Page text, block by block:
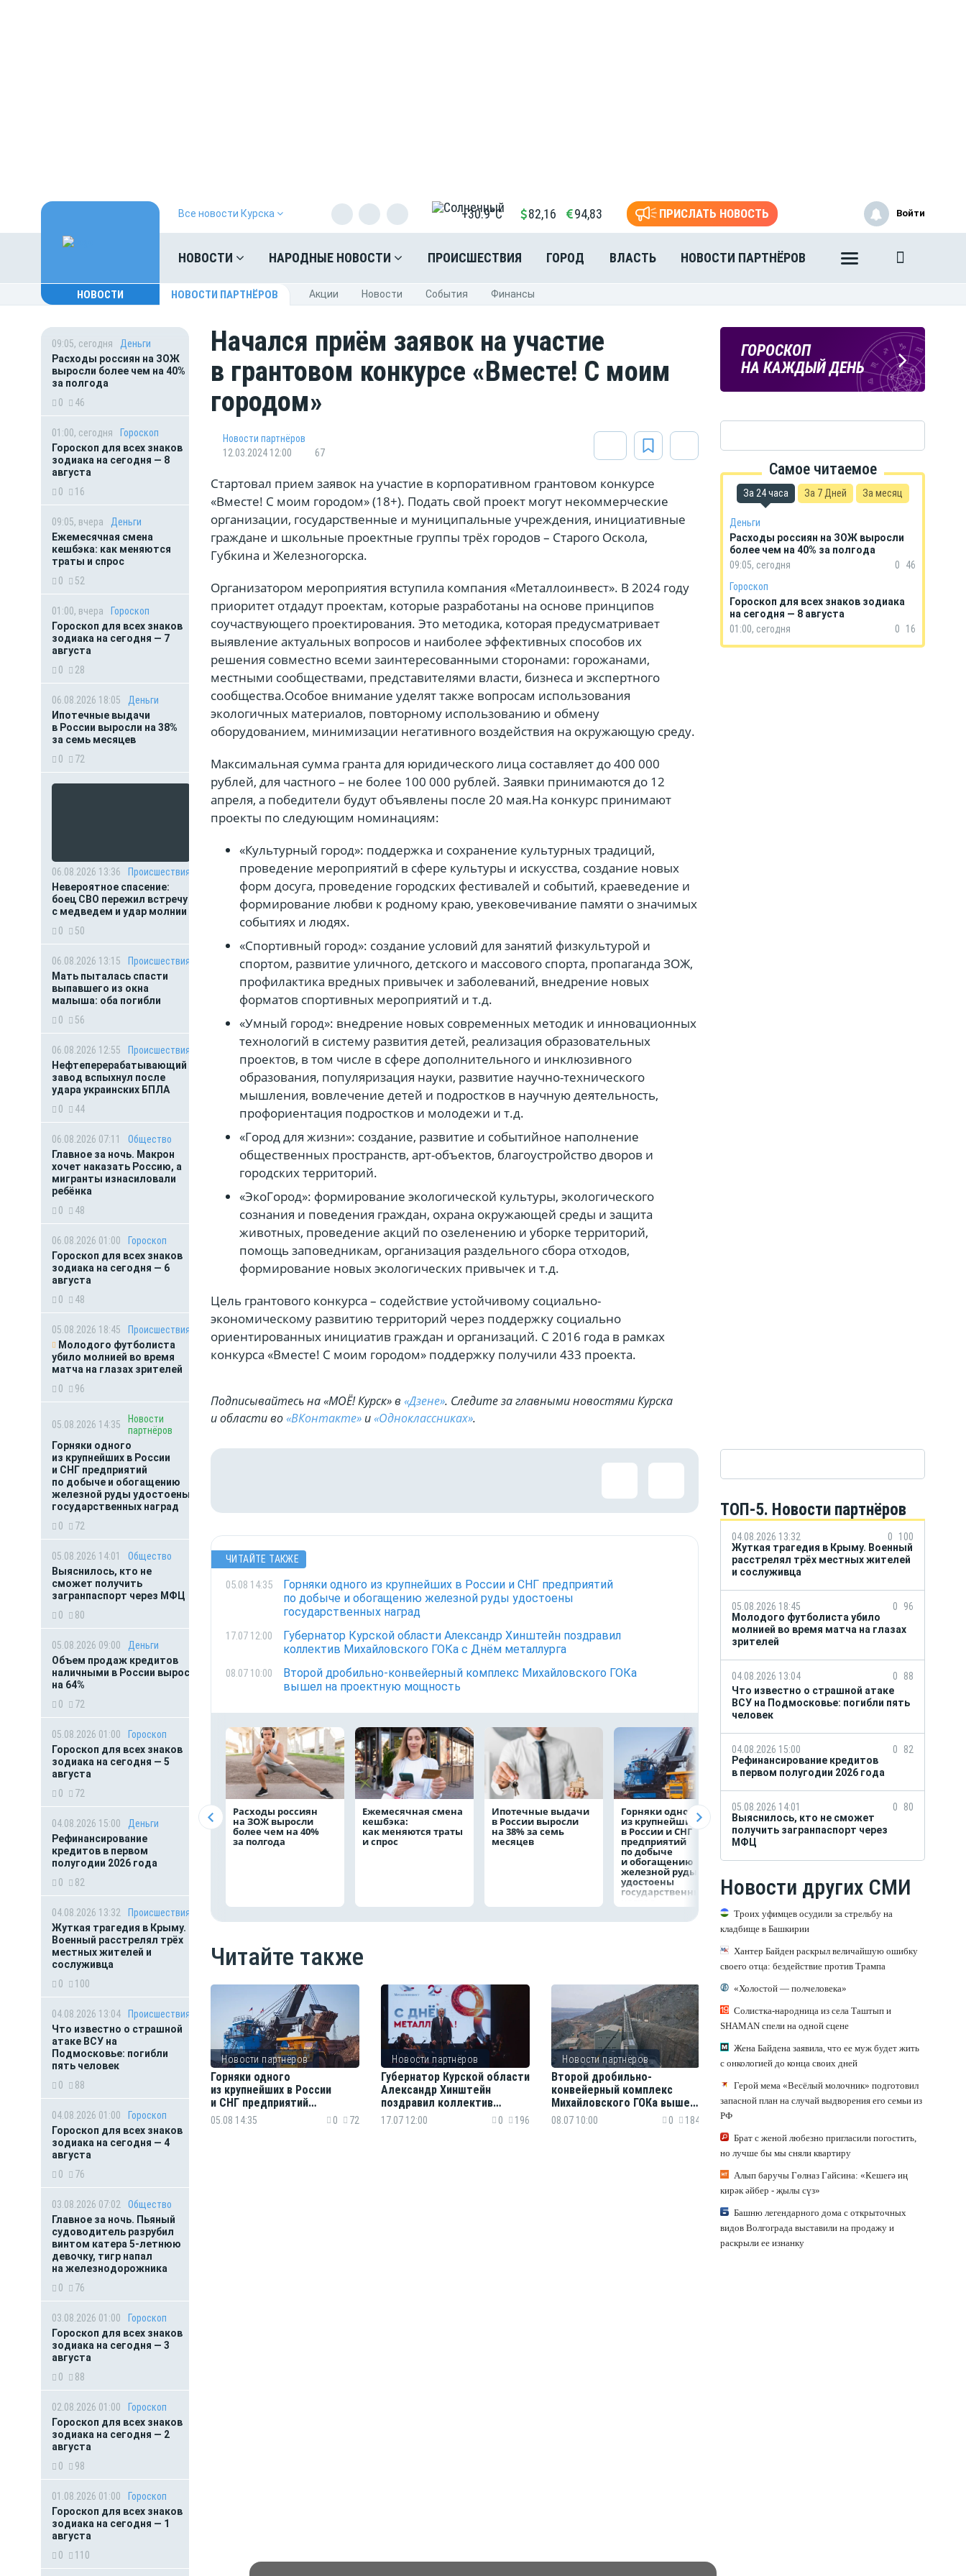
Все новости Курска +30.9°C 82,16 94,83 ПРИСЛАТЬ НОВОСТЬ
НОВОСТИ НАРОДНЫЕ НОВОСТИ ПРОИСШЕСТВИЯ ГОРОД ВЛАСТЬ НОВОСТИ ПАРТНЁРОВ
Войти
НОВОСТИ НОВОСТИ ПАРТНЁРОВ Акции Новости События Финансы
09:05, сегодня
Деньги
Расходы россиян на ЗОЖ
выросли более чем на 40%
за полгода
0
46
01:00, сегодня
Гороскоп
Гороскоп для всех знаков
зодиака на сегодня — 8
августа
0
16
09:05, вчера
Деньги
Ежемесячная смена
кешбэка: как меняются
траты и спрос
0
52
01:00, вчера
Гороскоп
Гороскоп для всех знаков
зодиака на сегодня — 7
августа
0
28
06.08.2026 18:05
Деньги
Ипотечные выдачи
в России выросли на 38%
за семь месяцев
0
72
06.08.2026 13:36
Происшествия
Невероятное спасение:
боец СВО пережил встречу
с медведем и удар молнии
0
50
06.08.2026 13:15
Происшествия
Мать пыталась спасти
выпавшего из окна
малыша: оба погибли
0
56
06.08.2026 12:55
Происшествия
Нефтеперерабатывающий
завод вспыхнул после
удара украинских БПЛА
0
44
06.08.2026 07:11
Общество
Главное за ночь. Макрон
хочет наказать Россию, а
мигранты изнасиловали
ребёнка
0
48
06.08.2026 01:00
Гороскоп
Гороскоп для всех знаков
зодиака на сегодня — 6
августа
0
48
05.08.2026 18:45
Происшествия
Молодого футболиста
убило молнией во время
матча на глазах зрителей
0
96
05.08.2026 14:35
Новости
партнёров
Горняки одного
из крупнейших в России
и СНГ предприятий
по добыче и обогащению
железной руды удостоены
государственных наград
0
72
05.08.2026 14:01
Общество
Выяснилось, кто не
сможет получить
загранпаспорт через МФЦ
0
80
05.08.2026 09:00
Деньги
Объем продаж кредитов
наличными в России вырос
на 64%
0
72
05.08.2026 01:00
Гороскоп
Гороскоп для всех знаков
зодиака на сегодня — 5
августа
0
72
04.08.2026 15:00
Деньги
Рефинансирование
кредитов в первом
полугодии 2026 года
0
82
04.08.2026 13:32
Происшествия
Жуткая трагедия в Крыму.
Военный расстрелял трёх
местных жителей и
сослуживца
0
100
04.08.2026 13:04
Происшествия
Что известно о страшной
атаке ВСУ на
Подмосковье: погибли
пять человек
0
88
04.08.2026 01:00
Гороскоп
Гороскоп для всех знаков
зодиака на сегодня — 4
августа
0
76
03.08.2026 07:02
Общество
Главное за ночь. Пьяный
судоводитель разрубил
винтом катера 5-летнюю
девочку, тигр напал
на железнодорожника
0
76
03.08.2026 01:00
Гороскоп
Гороскоп для всех знаков
зодиака на сегодня — 3
августа
0
88
02.08.2026 01:00
Гороскоп
Гороскоп для всех знаков
зодиака на сегодня — 2
августа
0
98
01.08.2026 01:00
Гороскоп
Гороскоп для всех знаков
зодиака на сегодня — 1
августа
0
110
Начался приём заявок на участие
в грантовом конкурсе «Вместе! С моим
городом»
Новости партнёров
12.03.2024 12:00
67
Стартовал прием заявок на участие в корпоративном грантовом конкурсе
«Вместе! С моим городом» (18+). Подать свой проект могут некоммерческие
организации, государственные и муниципальные учреждения, инициативные
граждане и школьные проектные группы трёх городов ­– Старого Оскола,
Губкина и Железногорска.
Организатором мероприятия вступила компания «Металлоинвест». В 2024 году
приоритет отдадут проектам, которые разработаны на основе принципов
соучаствующего проектирования. Это методика, которая предусматривает
выявление актуальных вопросов и наиболее эффективных способов их
решения совместно всеми заинтересованными сторонами: горожанами,
местными сообществами, представителями власти, бизнеса и экспертного
сообщества.Особое внимание уделят также вопросам использования
экологичных материалов, повторному использованию и обмену
оборудованием, минимизации негативного воздействия на окружающую среду.
Максимальная сумма гранта для юридического лица составляет до 400 000
рублей, для частного – не более 100 000 рублей. Заявки принимаются до 12
апреля, а победители будут объявлены после 20 мая.На конкурс принимают
проекты по следующим номинациям:
«Культурный город»: поддержка и сохранение культурных традиций,
проведение мероприятий в сфере культуры и искусства, создание новых
форм досуга, проведение городских фестивалей и событий, краеведение и
формирование любви к родному краю, увековечивание памяти о значимых
событиях и людях.
«Спортивный город»: создание условий для занятий физкультурой и
спортом, развитие уличного, детского и массового спорта, пропаганда ЗОЖ,
профилактика вредных привычек и заболеваний, внедрение новых
форматов спортивных мероприятий и т.д.
«Умный город»: внедрение новых современных методик и инновационных
технологий в систему развития детей, реализация образовательных
проектов, в том числе в сфере дополнительного и инклюзивного
образования, популяризация науки, развитие научно-технического
мышления, вовлечение детей и подростков в научную деятельность,
профориентация подростков и молодежи и т.д.
«Город для жизни»: создание, развитие и событийное наполнение
общественных пространств, арт-объектов, благоустройство дворов и
городских территорий.
«ЭкоГород»: формирование экологической культуры, экологического
сознания и поведения граждан, охрана окружающей среды и защита
животных, проведение акций по озеленению и уборке территорий,
помощь заповедникам, организация раздельного сбора отходов,
формирование новых экологических привычек и т.д.
Цель грантового конкурса – содействие устойчивому социально-
экономическому развитию территорий через поддержку социально
ориентированных инициатив граждан и организаций. С 2016 года в рамках
конкурса «Вместе! С моим городом» поддержку получили 433 проекта.
Подписывайтесь на «МОЁ! Курск» в «Дзене». Cледите за главными новостями Курска
и области во«ВКонтакте» и«Одноклассниках».
ЧИТАЙТЕ ТАКЖЕ
05.08 14:35
Горняки одного из крупнейших в России и СНГ предприятий
по добыче и обогащению железной руды удостоены
государственных наград
17.07 12:00
Губернатор Курской области Александр Хинштейн поздравил
коллектив Михайловского ГОКа с Днём металлурга
08.07 10:00
Второй дробильно-конвейерный комплекс Михайловского ГОКа
вышел на проектную мощность
Расходы россиян
на ЗОЖ выросли
более чем на 40%
за полгода
Ежемесячная смена
кешбэка:
как меняются траты
и спрос
Ипотечные выдачи
в России выросли
на 38% за семь
месяцев
Горняки одного
из крупнейших
в России и СНГ
предприятий
по добыче
и обогащению
железной руды
удостоены
государственных
наград
Объем продаж
кредитов
наличными в России
вырос на 64%
полугодии 2026
Читайте также
Новости партнёров
Горняки одного
из крупнейших в России
и СНГ предприятий
по добыче и обогащению
05.08 14:35 0 72
Новости партнёров
Губернатор Курской области
Александр Хинштейн
поздравил коллектив
Михайловского ГОКа с Днём
17.07 12:00 0 196
Новости партнёров
Второй дробильно-
конвейерный комплекс
Михайловского ГОКа вышел
на проектную мощность
08.07 10:00 0 184
ПОГОДА
В КУРСКЕ
ГОРОСКОП
НА КАЖДЫЙ ДЕНЬ
Самое читаемое
За 24 часа За 7 Дней За месяц
Деньги
Расходы россиян на ЗОЖ выросли
более чем на 40% за полгода
09:05, сегодня
0
46
Гороскоп
Гороскоп для всех знаков зодиака
на сегодня — 8 августа
01:00, сегодня
0 16
ТОП-5. Новости партнёров
04.08.2026 13:32 0
100
Жуткая трагедия в Крыму. Военный
расстрелял трёх местных жителей
и сослуживца
05.08.2026 18:45 0
96
Молодого футболиста убило
молнией во время матча на глазах
зрителей
04.08.2026 13:04 0
88
Что известно о страшной атаке
ВСУ на Подмосковье: погибли пять
человек
04.08.2026 15:00 0
82
Рефинансирование кредитов
в первом полугодии 2026 года
05.08.2026 14:01 0
80
Выяснилось, кто не сможет
получить загранпаспорт через
МФЦ
Новости других СМИ
Троих уфимцев осудили за стрельбу на
кладбище в Башкирии
Хантер Байден раскрыл величайшую ошибку
своего отца: бездействие против Трампа
«Холостой — полчеловека»
Солистка-народница из села Таштып и
SHAMAN спели на одной сцене
Жена Байдена заявила, что ее муж будет жить
с онкологией до конца своих дней
Герой мема «Весёлый молочник» подготовил
запасной план на случай выдворения его семьи из
РФ
Брат с женой любезно пригласили погостить,
но лучше бы мы сняли квартиру
Алып баручы Гөлназ Гайсина: «Кешегә иң
кирәк әйбер - җылы сүз»
Башню легендарного дома с открыточных
видов Волгограда выставили на продажу и
раскрыли ее изнанку